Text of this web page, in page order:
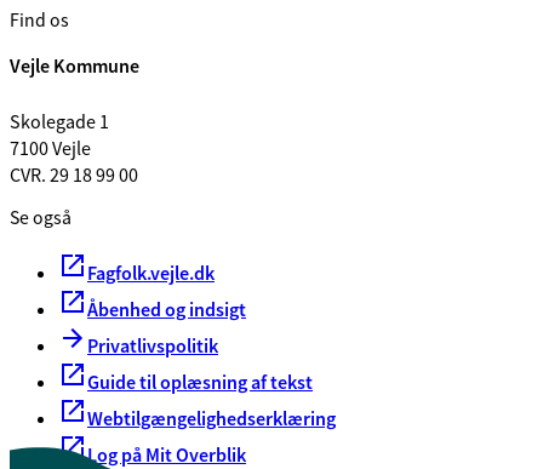
Find os
Vejle Kommune
Skolegade 1
7100 Vejle
CVR. 29 18 99 00
Se også
Fagfolk.vejle.dk
Åbenhed og indsigt
Privatlivspolitik
Guide til oplæsning af tekst
Webtilgængelighedserklæring
Log på Mit Overblik